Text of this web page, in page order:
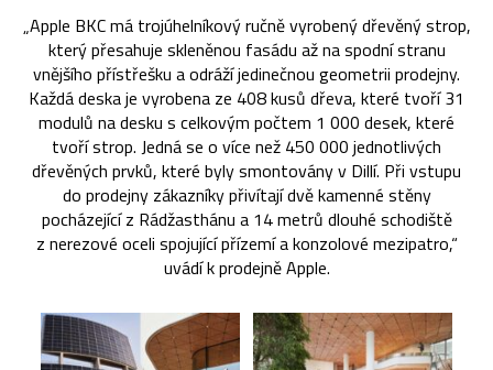
„Apple BKC má trojúhelníkový ručně vyrobený dřevěný strop,
který přesahuje skleněnou fasádu až na spodní stranu
vnějšího přístřešku a odráží jedinečnou geometrii prodejny.
Každá deska je vyrobena ze 408 kusů dřeva, které tvoří 31
modulů na desku s celkovým počtem 1 000 desek, které
tvoří strop. Jedná se o více než 450 000 jednotlivých
dřevěných prvků, které byly smontovány v Dillí. Při vstupu
do prodejny zákazníky přivítají dvě kamenné stěny
pocházející z Rádžasthánu a 14 metrů dlouhé schodiště
z nerezové oceli spojující přízemí a konzolové mezipatro,“
uvádí k prodejně Apple.